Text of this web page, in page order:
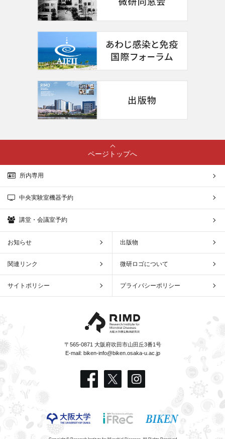
ページトップへ
所内専用
中央実験室機器予約
講堂・会議室予約
お知らせ 出版物
関連リンク 微研ロゴについて
サイトポリシー プライバシーポリシー
〒565-0871 大阪府吹田市山田丘3番1号
E-mail: biken-info@biken.osaka-u.ac.jp